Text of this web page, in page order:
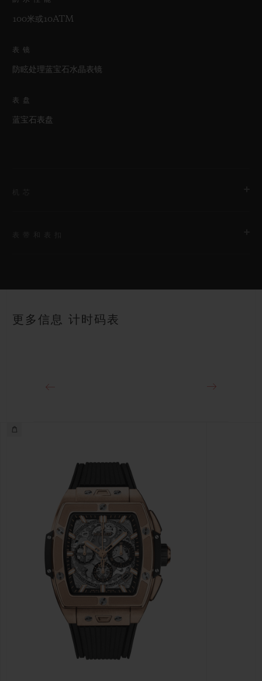
100米或10ATM
表镜
防眩处理蓝宝石水晶表镜
表盘
蓝宝石表盘
50小时
表带
更多信息 计时码表